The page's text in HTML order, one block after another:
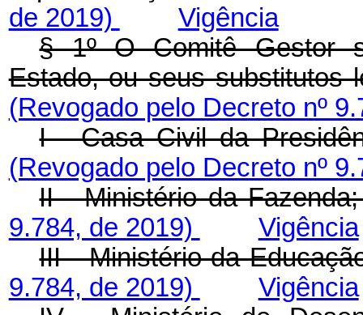
de 2019)
Vigência
§ 1º O Comitê Gestor
Estado, ou seus substitutos
(Revogado pelo Decreto nº
I - Casa Civil da
(Revogado pelo Decreto nº
II - Ministério da
9.784, de 2019)
Vigência
III - Ministério da
9.784, de 2019)
Vigência